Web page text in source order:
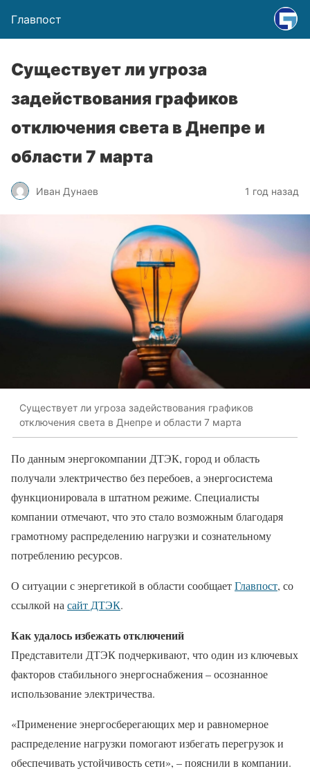
Главпост
Существует ли угроза
задействования графиков
отключения света в Днепре и
области 7 марта
Иван Дунаев 1 год назад
Существует ли угроза задействования графиков
отключения света в Днепре и области 7 марта
По данным энергокомпании ДТЭК, город и область
получали электричество без перебоев, а энергосистема
функционировала в штатном режиме. Специалисты
компании отмечают, что это стало возможным благодаря
грамотному распределению нагрузки и сознательному
потреблению ресурсов.
О ситуации с энергетикой в области сообщаетГлавпост, со
ссылкой на сайт ДТЭК.
Как удалось избежать отключений
Представители ДТЭК подчеркивают, что один из ключевых
факторов стабильного энергоснабжения – осознанное
использование электричества.
«Применение энергосберегающих мер и равномерное
распределение нагрузки помогают избегать перегрузок и
обеспечивать устойчивость сети», – пояснили в компании.